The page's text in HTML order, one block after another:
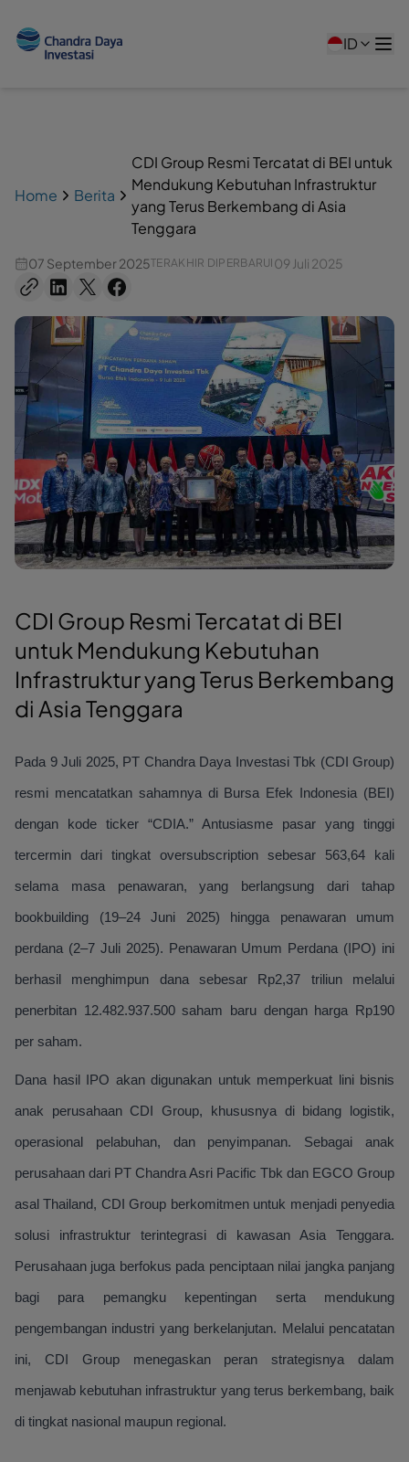
ID
Home Berita
CDI Group Resmi Tercatat di BEI untuk
Mendukung Kebutuhan Infrastruktur
yang Terus Berkembang di Asia
Tenggara
07 September 2025TERAKHIR DIPERBARUI 09 Juli 2025
CDI Group Resmi Tercatat di BEI
untuk Mendukung Kebutuhan
Infrastruktur yang Terus Berkembang
di Asia Tenggara
Pada 9 Juli 2025, PT Chandra Daya Investasi Tbk (CDI Group)
resmi mencatatkan sahamnya di Bursa Efek Indonesia (BEI)
dengan kode ticker “CDIA.” Antusiasme pasar yang tinggi
tercermin dari tingkat oversubscription sebesar 563,64 kali
selama masa penawaran, yang berlangsung dari tahap
bookbuilding (19–24 Juni 2025) hingga penawaran umum
perdana (2–7 Juli 2025). Penawaran Umum Perdana (IPO) ini
berhasil menghimpun dana sebesar Rp2,37 triliun melalui
penerbitan 12.482.937.500 saham baru dengan harga Rp190
per saham.
Dana hasil IPO akan digunakan untuk memperkuat lini bisnis
anak perusahaan CDI Group, khususnya di bidang logistik,
operasional pelabuhan, dan penyimpanan. Sebagai anak
perusahaan dari PT Chandra Asri Pacific Tbk dan EGCO Group
asal Thailand, CDI Group berkomitmen untuk menjadi penyedia
solusi infrastruktur terintegrasi di kawasan Asia Tenggara.
Perusahaan juga berfokus pada penciptaan nilai jangka panjang
bagi para pemangku kepentingan serta mendukung
pengembangan industri yang berkelanjutan. Melalui pencatatan
ini, CDI Group menegaskan peran strategisnya dalam
menjawab kebutuhan infrastruktur yang terus berkembang, baik
di tingkat nasional maupun regional.